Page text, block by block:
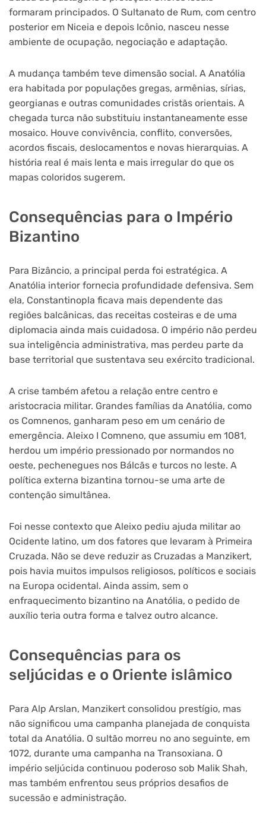
formaram principados. O Sultanato de Rum, com centro
posterior em Niceia e depois Icônio, nasceu nesse
ambiente de ocupação, negociação e adaptação.
A mudança também teve dimensão social. A Anatólia
era habitada por populações gregas, armênias, sírias,
georgianas e outras comunidades cristãs orientais. A
chegada turca não substituiu instantaneamente esse
mosaico. Houve convivência, conflito, conversões,
acordos fiscais, deslocamentos e novas hierarquias. A
história real é mais lenta e mais irregular do que os
mapas coloridos sugerem.
Consequências para o Império
Bizantino
Para Bizâncio, a principal perda foi estratégica. A
Anatólia interior fornecia profundidade defensiva. Sem
ela, Constantinopla ficava mais dependente das
regiões balcânicas, das receitas costeiras e de uma
diplomacia ainda mais cuidadosa. O império não perdeu
sua inteligência administrativa, mas perdeu parte da
base territorial que sustentava seu exército tradicional.
A crise também afetou a relação entre centro e
aristocracia militar. Grandes famílias da Anatólia, como
os Comnenos, ganharam peso em um cenário de
emergência. Aleixo I Comneno, que assumiu em 1081,
herdou um império pressionado por normandos no
oeste, pechenegues nos Bálcãs e turcos no leste. A
política externa bizantina tornou-se uma arte de
contenção simultânea.
Foi nesse contexto que Aleixo pediu ajuda militar ao
Ocidente latino, um dos fatores que levaram à Primeira
Cruzada. Não se deve reduzir as Cruzadas a Manzikert,
pois havia muitos impulsos religiosos, políticos e sociais
na Europa ocidental. Ainda assim, sem o
enfraquecimento bizantino na Anatólia, o pedido de
auxílio teria outra forma e talvez outro alcance.
Consequências para os
seljúcidas e o Oriente islâmico
Para Alp Arslan, Manzikert consolidou prestígio, mas
não significou uma campanha planejada de conquista
total da Anatólia. O sultão morreu no ano seguinte, em
1072, durante uma campanha na Transoxiana. O
império seljúcida continuou poderoso sob Malik Shah,
mas também enfrentou seus próprios desafios de
sucessão e administração.